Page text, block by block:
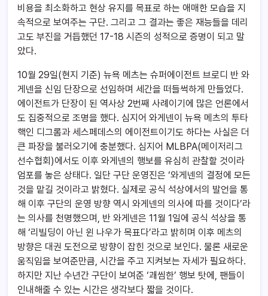
비용을 최소화하고 현상 유지를 목표로 하는 애매한 모습을 지
속적으로 보여주는 구단. 그리고 그 결과는 좋은 재능들을 데리
고도 부진을 거듭했던 17-18 시즌의 성적으로 증명이 되고 말
았다.
10월 29일(현지 기준) 뉴욕 메츠는 슈퍼에이전트 브로디 반 와
게넨을 신임 단장으로 선임하며 세간을 떠들썩하게 만들었다.
에이전트가 단장이 된 역사상 2번째 사례이기에 많은 언론에서
도 집중적으로 조명을 했다. 심지어 와게넨이 뉴욕 메츠의 투타
핵인 디그롬과 세스페데스의 에이전트이기도 하다는 사실은 더
큰 파장을 불러오기에 충분했다. 심지어 MLBPA(메이저리그
선수협회)에서도 이후 와게넨의 행보를 유심히 관찰할 것이라
엄포를 놓은 상태다. 일단 구단 운영진은 ‘와게넨의 결정에 모든
것을 맡길 것이라고 밝혔다. 실제로 공식 석상에서의 발언을 통
해 이후 구단의 운영 방향 역시 와게넨의 의사에 따를 것이다’라
는 의사를 천명했으며, 반 와게넨은 11월 1일에 공식 석상을 통
해 ‘리빌딩이 아닌 윈 나우가 목표다’라고 밝히며 이후 메츠의
방향은 대권 도전으로 방향이 잡힌 것으로 보인다. 물론 새로운
움직임을 보여준만큼, 시간을 주고 지켜보는 자세가 필요하다.
하지만 지난 수년간 구단이 보여준 ‘괘씸한’ 행보 탓에, 팬들이
인내해줄 수 있는 시간은 생각보다 짧을 것이다.